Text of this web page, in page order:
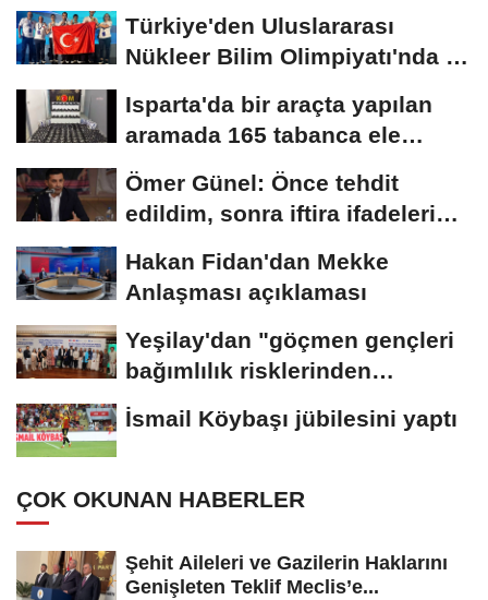
Türkiye'den Uluslararası
Nükleer Bilim Olimpiyatı'nda 1
Isparta'da bir araçta yapılan
aramada 165 tabanca ele
geçirildi
Ömer Günel: Önce tehdit
edildim, sonra iftira ifadeleri
Hakan Fidan'dan Mekke
Anlaşması açıklaması
Yeşilay'dan "göçmen gençleri
bağımlılık risklerinden
koruyacak"...
İsmail Köybaşı jübilesini yaptı
ÇOK OKUNAN HABERLER
Şehit Aileleri ve Gazilerin Haklarını
Genişleten Teklif Meclis’e...